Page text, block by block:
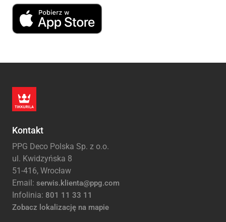
Kontakt
PPG Deco Polska Sp. z o.o.
ul. Kwidzyńska 8
51-416, Wrocław
Email: serwis.klienta@ppg.com
Infolinia: 801 11 33 11
Zobacz lokalizację na mapie